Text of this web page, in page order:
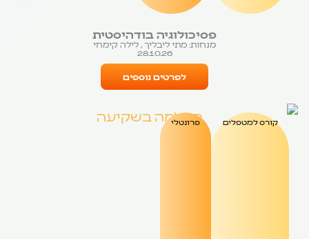
פסיכולוגיה בודהיסטית
מנחות: מתי ליבליך , לילה קימחי
28.10.26
לפרטים נוספים
קורס למטפלים פרונטלי